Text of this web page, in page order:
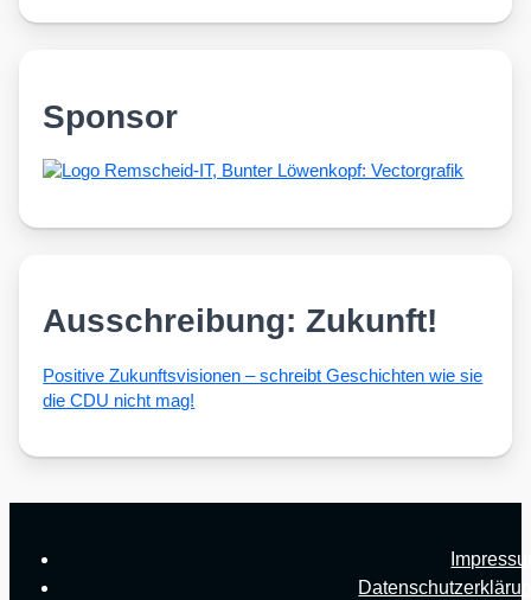
Sponsor
Ausschreibung: Zukunft!
Posi­ti­ve Zukunfts­vi­sio­nen – schreibt Geschich­ten wie sie
die CDU nicht mag!